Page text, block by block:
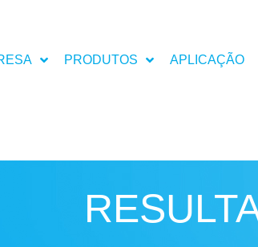
PRODUTOS APLICAÇÃO